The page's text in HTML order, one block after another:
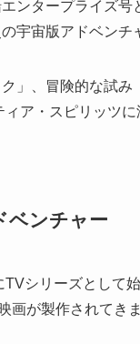
ンタープライズ
宇宙版アドベンチ
」、冒険的な試
ィア・スピリッツ
ベンチャー
シリーズとして
画が製作されてき